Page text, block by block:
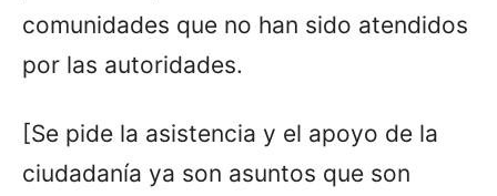
comunidades que no han sido atendidos
por las autoridades.
[Se pide la asistencia y el apoyo de la
ciudadanía ya son asuntos que son